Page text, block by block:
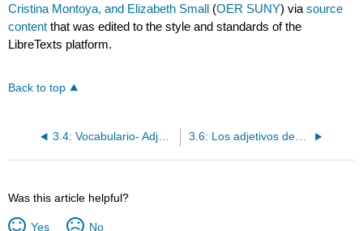
Cristina Montoya, and Elizabeth Small (OER SUNY) viasource
content that was edited to the style and standards of the
LibreTexts platform.
Back to top
3.4: Vocabulario- Adjetivos descriptivos 3.6: Los adjetivos descriptivos y de nacionalidad
Was this article helpful?
Yes No